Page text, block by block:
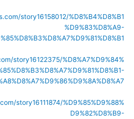
story16158012/%D8%B4%D8%B1
%D9%83%D8%A9-
story16122375/%D8%A7%D9%84%
story16111874/%D9%85%D9%88%
D9%82%D8%B9-